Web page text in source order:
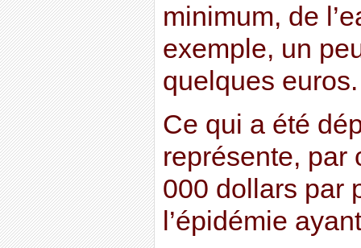
minimum, de
exemple, un
quelques euros.
Ce qui a été
représente, par
000 dollars par
l’épidémie